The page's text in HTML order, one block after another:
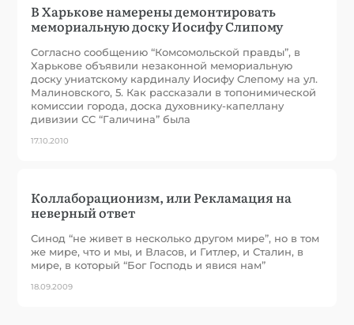
В Харькове намерены демонтировать
мемориальную доску Иосифу Слипому
Согласно сообщению “Комсомольской правды”, в
Харькове объявили незаконной мемориальную
доску униатскому кардиналу Иосифу Слепому на ул.
Малиновского, 5. Как рассказали в топонимической
комиссии города, доска духовнику-капеллану
дивизии СС “Галичина” была
17.10.2010
Коллаборационизм, или Рекламация на
неверный ответ
Синод “не живет в несколько другом мире”, но в том
же мире, что и мы, и Власов, и Гитлер, и Сталин, в
мире, в который “Бог Господь и явися нам”
18.09.2009